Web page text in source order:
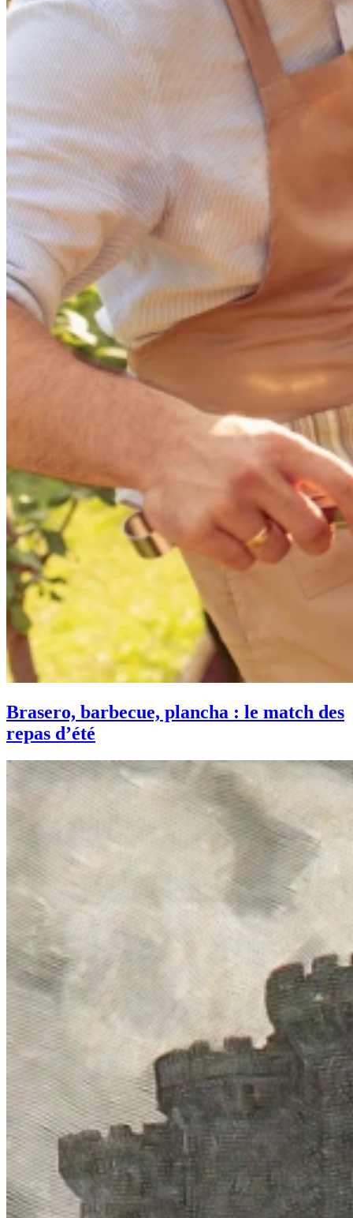
Brasero, barbecue, plancha : le match des
repas d’été